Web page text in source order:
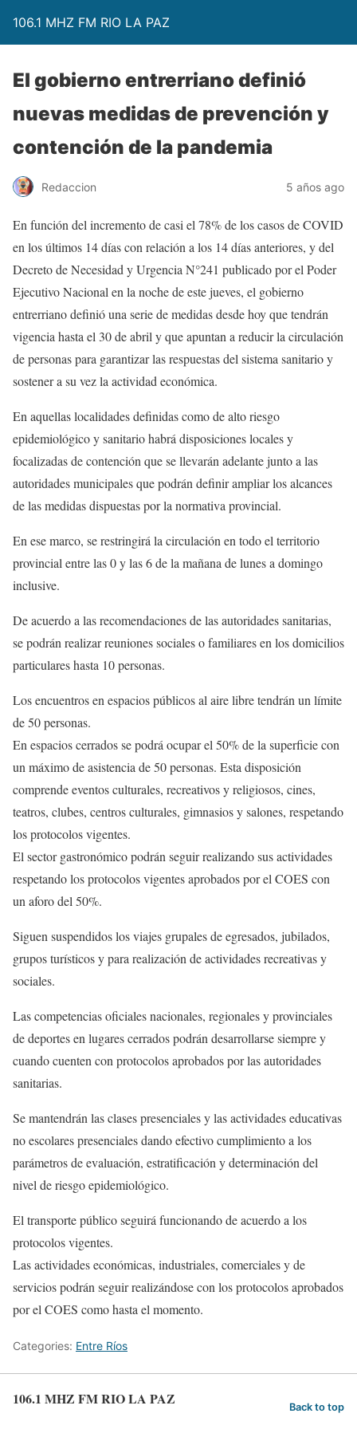
106.1 MHZ FM RIO LA PAZ
El gobierno entrerriano definió
nuevas medidas de prevención y
contención de la pandemia
Redaccion 5 años ago
En función del incremento de casi el 78% de los casos de COVID
en los últimos 14 días con relación a los 14 días anteriores, y del
Decreto de Necesidad y Urgencia N°241 publicado por el Poder
Ejecutivo Nacional en la noche de este jueves, el gobierno
entrerriano definió una serie de medidas desde hoy que tendrán
vigencia hasta el 30 de abril y que apuntan a reducir la circulación
de personas para garantizar las respuestas del sistema sanitario y
sostener a su vez la actividad económica.
En aquellas localidades definidas como de alto riesgo
epidemiológico y sanitario habrá disposiciones locales y
focalizadas de contención que se llevarán adelante junto a las
autoridades municipales que podrán definir ampliar los alcances
de las medidas dispuestas por la normativa provincial.
En ese marco, se restringirá la circulación en todo el territorio
provincial entre las 0 y las 6 de la mañana de lunes a domingo
inclusive.
De acuerdo a las recomendaciones de las autoridades sanitarias,
se podrán realizar reuniones sociales o familiares en los domicilios
particulares hasta 10 personas.
Los encuentros en espacios públicos al aire libre tendrán un límite
de 50 personas.
En espacios cerrados se podrá ocupar el 50% de la superficie con
un máximo de asistencia de 50 personas. Esta disposición
comprende eventos culturales, recreativos y religiosos, cines,
teatros, clubes, centros culturales, gimnasios y salones, respetando
los protocolos vigentes.
El sector gastronómico podrán seguir realizando sus actividades
respetando los protocolos vigentes aprobados por el COES con
un aforo del 50%.
Siguen suspendidos los viajes grupales de egresados, jubilados,
grupos turísticos y para realización de actividades recreativas y
sociales.
Las competencias oficiales nacionales, regionales y provinciales
de deportes en lugares cerrados podrán desarrollarse siempre y
cuando cuenten con protocolos aprobados por las autoridades
sanitarias.
Se mantendrán las clases presenciales y las actividades educativas
no escolares presenciales dando efectivo cumplimiento a los
parámetros de evaluación, estratificación y determinación del
nivel de riesgo epidemiológico.
El transporte público seguirá funcionando de acuerdo a los
protocolos vigentes.
Las actividades económicas, industriales, comerciales y de
servicios podrán seguir realizándose con los protocolos aprobados
por el COES como hasta el momento.
Categories: Entre Ríos
106.1 MHZ FM RIO LA PAZ Back to top